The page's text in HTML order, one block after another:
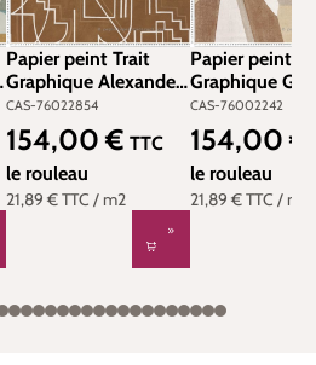
Papier peint Trait
Graphique Alexander
camel - Mouvements
de Casamance | Réf.
CAS-76022854
CAS-76022854
21,89 €TTC / m2
Prix régulier :
154,00 € TTC
le rouleau
Papier peint
Graphique
marron -
Mouvements
Casamance |
CAS-
CAS-76002242
21,89 €TTC / m2
Prix régulier :
154,00 €
le rouleau